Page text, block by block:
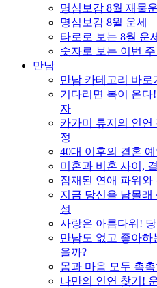
명심보감 8월 재물운
명심보감 8월 운세
타로로 보는 8월 운세
숫자로 보는 이번
만남
만남 카테고리 바로
기다리면 복이 온
자
카가미 류지의 인
정
40대 이후의 결혼
미혼과 비혼 사이,
잠재된 연애 파워와
지금 당신을 남몰래
성
사랑은 아름다워!
만남도 없고 좋아하
을까?
몸과 마음 모두 촉
나만의 인연 찾기!